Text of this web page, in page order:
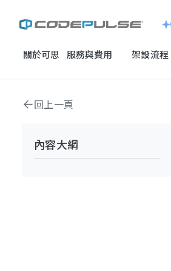
關於可思 服務與費用 架設流程
線上購物車網站
客製化系統
ChooWe AI仿生客服
架設流程
首頁數位成長與技術專欄 基礎概念與科普
回上一頁
內容大綱